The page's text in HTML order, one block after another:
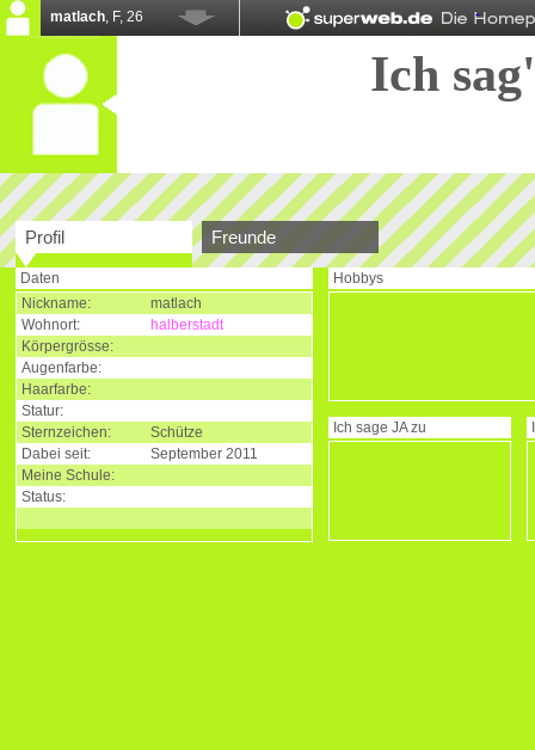
matlach, F, 26
Ich
Profil Freunde
Daten
Nickname:
matlach
Wohnort:
halberstadt
Körpergrösse:
Augenfarbe:
Haarfarbe:
Statur:
Sternzeichen:
Schütze
Dabei seit:
September 2011
Meine Schule:
Status:
Hobbys
Ich sage JAzu